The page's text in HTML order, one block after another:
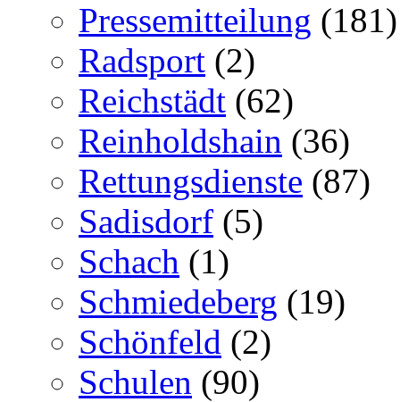
Pressemitteilung (181)
Radsport (2)
Reichstädt (62)
Reinholdshain (36)
Rettungsdienste (87)
Sadisdorf (5)
Schach (1)
Schmiedeberg (19)
Schönfeld (2)
Schulen (90)